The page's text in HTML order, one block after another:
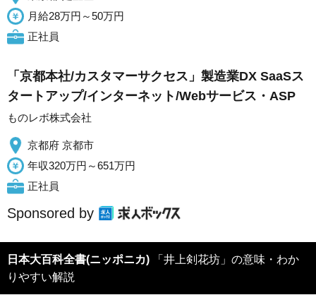
月給28万円～50万円
正社員
「京都本社/カスタマーサクセス」製造業DX SaaSス
タートアップ/インターネット/Webサービス・ASP
ものレボ株式会社
京都府 京都市
年収320万円～651万円
正社員
Sponsored by
日本大百科全書(ニッポニカ) 「井上剣花坊」の意味・わか
りやすい解説